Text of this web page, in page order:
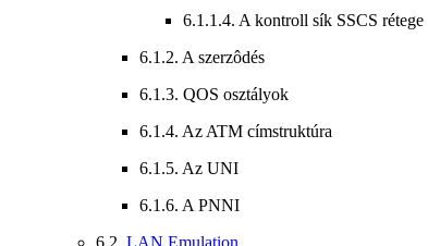
6.1.1.4. A kontroll sík SSCS rétege
6.1.2. A szerzôdés
6.1.3. QOS osztályok
6.1.4. Az ATM címstruktúra
6.1.5. Az UNI
6.1.6. A PNNI
6.2. LAN Emulation